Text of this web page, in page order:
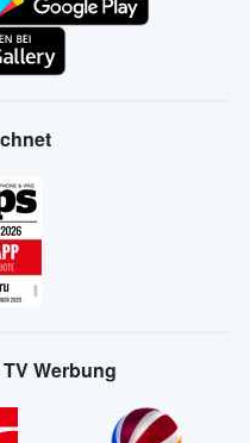
Werbung